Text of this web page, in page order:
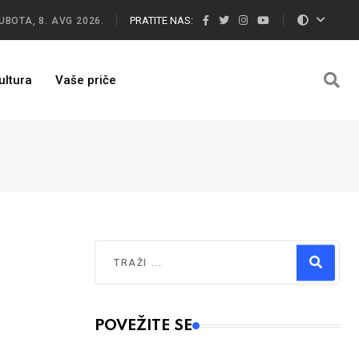
8. AVG 2026. PRATITE NAS:
Vaše priče
Type 2 or more characters for results.
POVEŽITE SE